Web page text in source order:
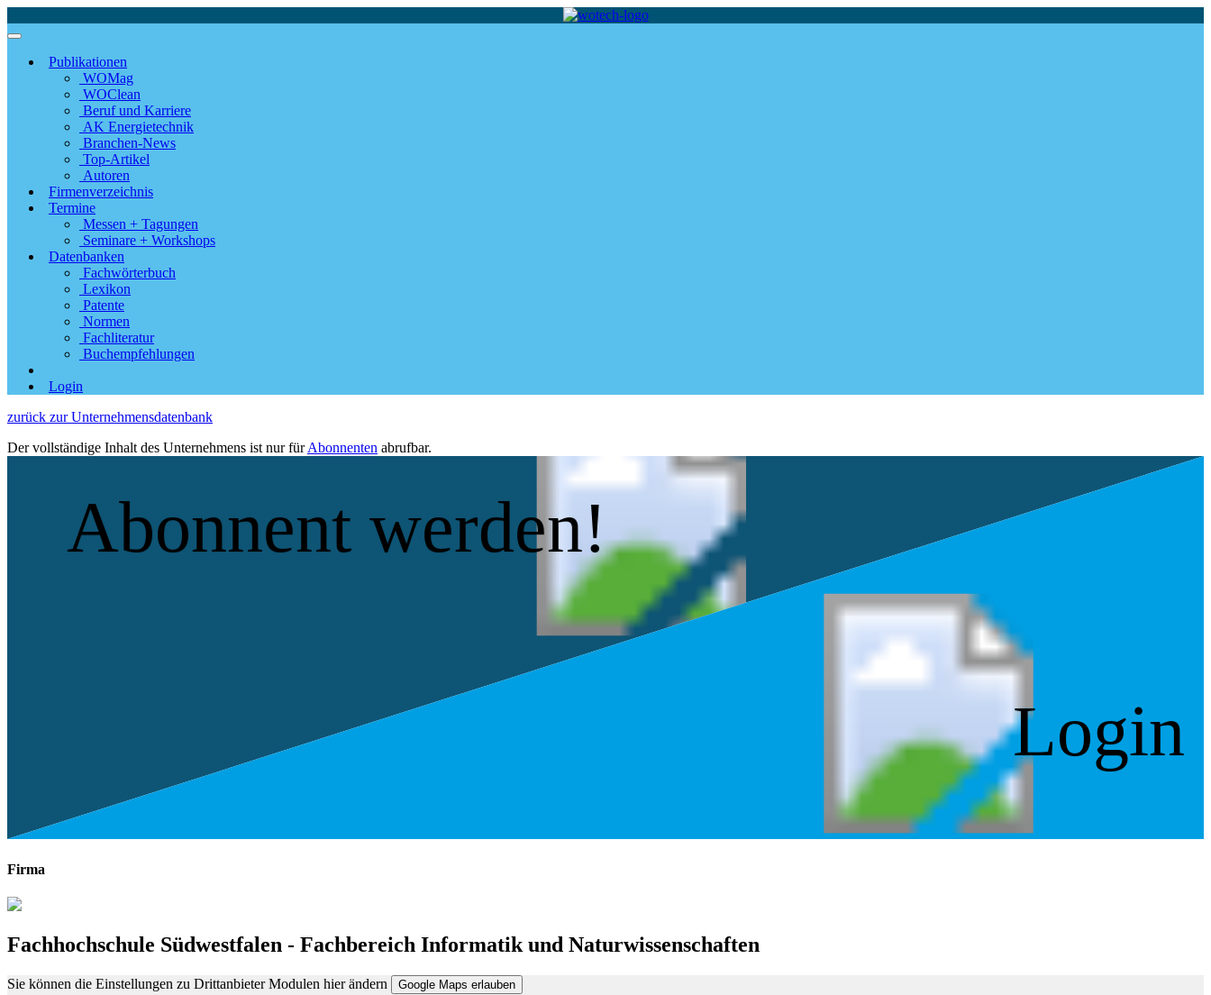
Publikationen
WOMag
WOClean
Beruf und Karriere
AK Energietechnik
Branchen-News
Top-Artikel
Autoren
Firmenverzeichnis
Termine
Messen + Tagungen
Seminare + Workshops
Datenbanken
Fachwörterbuch
Lexikon
Patente
Normen
Fachliteratur
Buchempfehlungen
Login
zurück zur Unternehmensdatenbank
Der vollständige Inhalt des Unternehmens ist nur fürAbonnenten abrufbar.
Abonnent werden!
Login
Firma
Fachhochschule Südwestfalen - Fachbereich Informatik und Naturwissenschaften
Sie können die Einstellungen zu Drittanbieter Modulen hier ändern Google Maps erlauben